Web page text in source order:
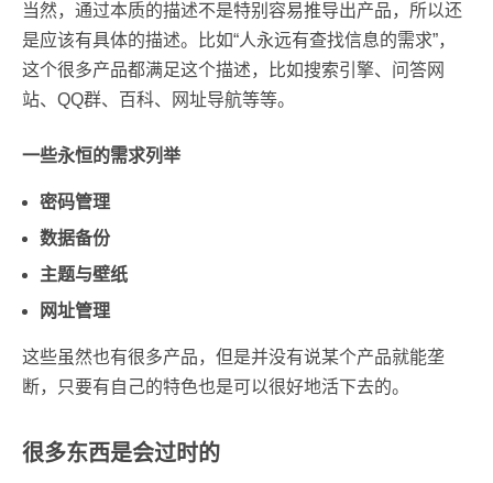
当然，通过本质的描述不是特别容易推导出产品，所以还
是应该有具体的描述。比如“人永远有查找信息的需求”，
这个很多产品都满足这个描述，比如搜索引擎、问答网
站、QQ群、百科、网址导航等等。
一些永恒的需求列举
密码管理
数据备份
主题与壁纸
网址管理
这些虽然也有很多产品，但是并没有说某个产品就能垄
断，只要有自己的特色也是可以很好地活下去的。
很多东西是会过时的